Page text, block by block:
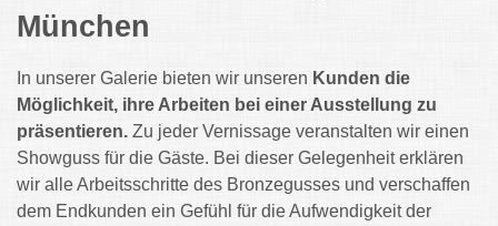
München
In unserer Galerie bieten wir unseren Kunden die
Möglichkeit, ihre Arbeiten bei einer Ausstellung zu
präsentieren. Zu jeder Vernissage veranstalten wir einen
Showguss für die Gäste. Bei dieser Gelegenheit erklären
wir alle Arbeitsschritte des Bronzegusses und verschaffen
dem Endkunden ein Gefühl für die Aufwendigkeit der